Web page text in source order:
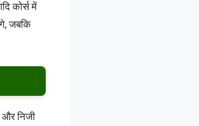
कोर्स में
जबकि
और निजी